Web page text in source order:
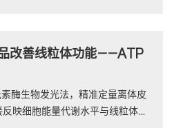
改善线粒体功能——ATP
酶生物发光法，精准定量离体皮
映细胞能量代谢水平与线粒体功